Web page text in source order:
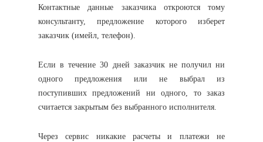
Контактные данные заказчика откроются тому
консультанту, предложение которого изберет
заказчик (имейл, телефон).
Если в течение 30 дней заказчик не получил ни
одного предложения или не выбрал из
поступивших предложений ни одного, то заказ
считается закрытым без выбранного исполнителя.
Через сервис никакие расчеты и платежи не